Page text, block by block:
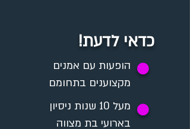
כדאי לדעת!
הופעות עם אמנים
מקצוענים בתחומם
✪
מעל 10 שנות ניסיון
בארועי בת מצווה
✪